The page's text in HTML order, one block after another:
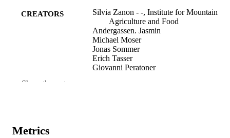
CREATORS
Silvia Zanon - -, Institute for Mountain
Agriculture and Food
Andergassen. Jasmin
Michael Moser
Jonas Sommer
Erich Tasser
Giovanni Peratoner
Show the rest
Metrics